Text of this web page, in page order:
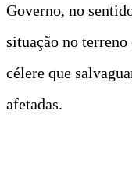
Governo, no
situação no terreno
célere que
afetadas.